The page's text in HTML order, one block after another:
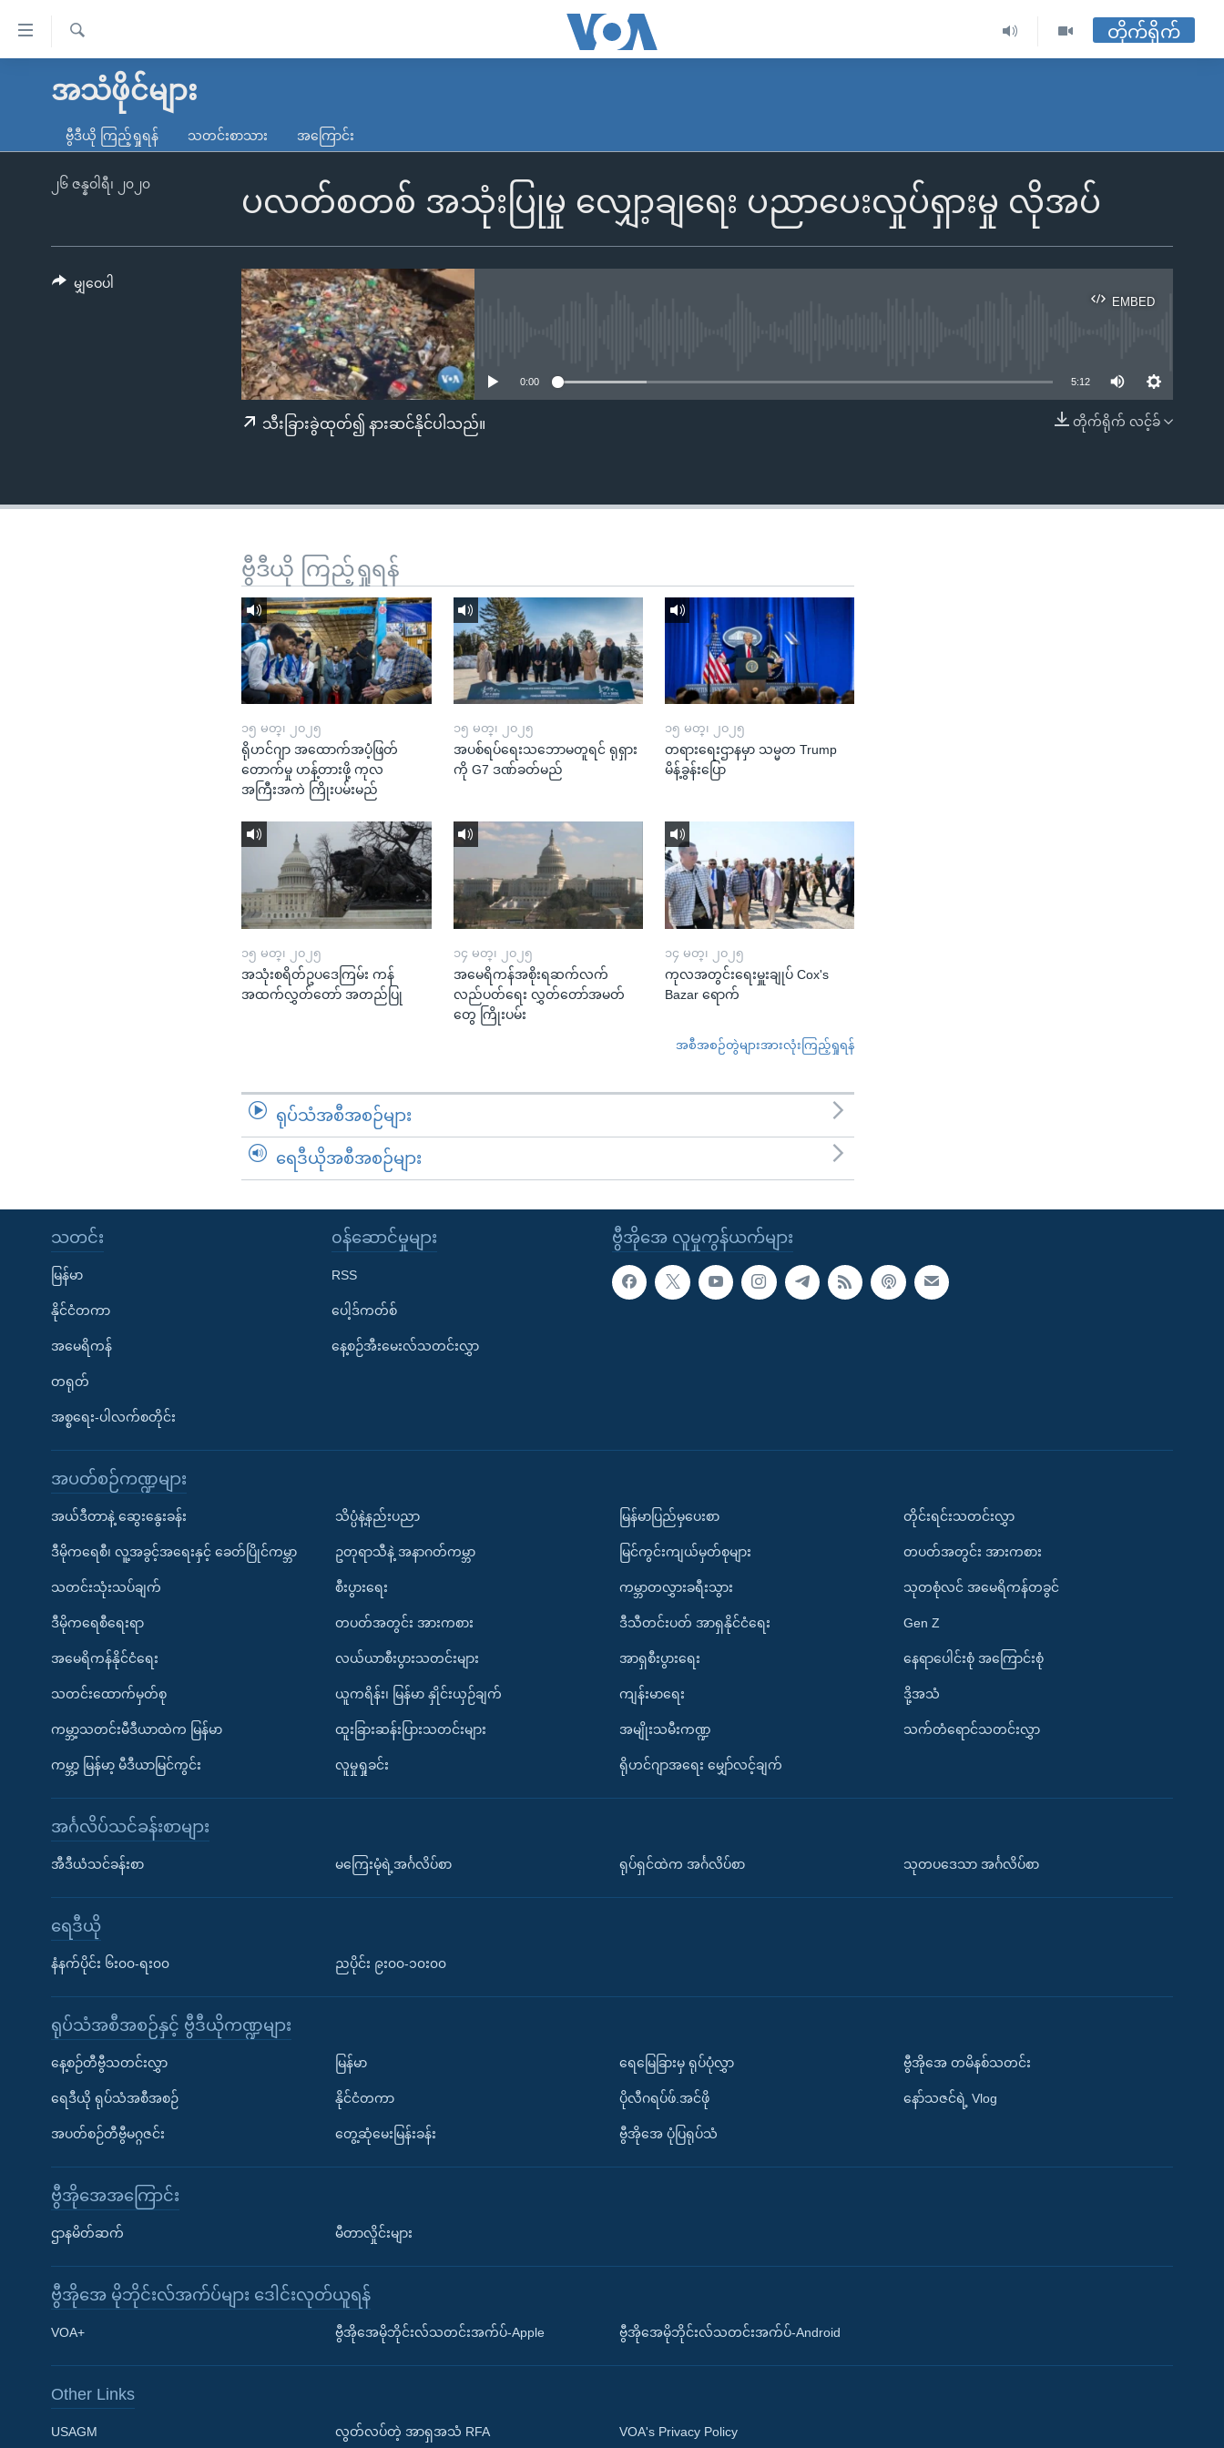
လွယ်ကူ
သည့်
ကျော်
မူလစာမျက်နှာ
ကမ္ဘာ့သတင်းများ
နိုင်ငံတကာ
တရုတ်
အစ္စရေး-ပါလက်စတိုင်း
ရပ်ဝန်းတခု လမ်းတခု အလွန်
အင်္ဂလိပ်စာလေ့လာမယ်
Learning English
ရ
တိုက်ရိုက်
အသံဖိုင်များ
ဗွီဒီယို ကြည့်ရှုရန် သတင်းစာသား အကြောင်း
ပလတ်စတစ် အသုံးပြုမှု လျှော့ချရေး ပညာပေးလှုပ်ရှားမှု လိုအပ်
၂၆ ဇန္နဝါရီ၊ ၂၀၂၀
EMBED
EMBED
0:00 5:12
တိုက်ရိုက် လင့်ခ်
သီးခြားခွဲထုတ်၍ နားဆင်နိုင်ပါသည်။
မျှဝေပါ
ဗွီဒီယို ကြည့်ရှုရန်
၁၅ မတ္၊ ၂၀၂၅
ရိုဟင်ဂျာ အထောက်အပံ့ဖြတ်
တောက်မှု ဟန့်တားဖို့ ကုလ
အကြီးအကဲ ကြိုးပမ်းမည်
၁၅ မတ္၊ ၂၀၂၅
အပစ်ရပ်ရေးသဘောမတူရင် ရုရှား
ကို G7 ဒဏ်ခတ်မည်
၁၅ မတ္၊ ၂၀၂၅
တရားရေးဌာနမှာ သမ္မတ Trump
မိန့်ခွန်းပြော
၁၅ မတ္၊ ၂၀၂၅
အသုံးစရိတ်ဥပဒေကြမ်း ကန်
အထက်လွှတ်တော် အတည်ပြု
၁၄ မတ္၊ ၂၀၂၅
အမေရိကန်အစိုးရဆက်လက်
လည်ပတ်ရေး လွှတ်တော်အမတ်
တွေ ကြိုးပမ်း
၁၄ မတ္၊ ၂၀၂၅
ကုလအတွင်းရေးမှူးချုပ် Cox's
Bazar ရောက်
အစီအစဉ်တွဲများအားလုံးကြည့်ရှုရန်
ရုပ်သံအစီအစဉ်များ
ရေဒီယိုအစီအစဉ်များ
ဗွီအိုအေ လူမှုကွန်ယက်များ
သတင်း
မြန်မာ
နိုင်ငံတကာ
အမေရိကန်
တရုတ်
အစ္စရေး-ပါလက်စတိုင်း
၀န်ဆောင်မှုများ
RSS
ပေါ့ဒ်ကတ်စ်
နေ့စဉ်အီးမေးလ်သတင်းလွှာ
အပတ်စဉ်ကဏ္ဍများ
အယ်ဒီတာနဲ့ ဆွေးနွေးခန်း
ဒီမိုကရေစီ၊ လူ့အခွင့်အရေးနှင့် ခေတ်ပြိုင်ကမ္ဘာ
သတင်းသုံးသပ်ချက်
ဒီမိုကရေစီရေးရာ
အမေရိကန်နိုင်ငံရေး
သတင်းထောက်မှတ်စု
ကမ္ဘာ့သတင်းမီဒီယာထဲက မြန်မာ
ကမ္ဘာ့ မြန်မာ့ မီဒီယာမြင်ကွင်း
သိပ္ပံနဲ့နည်းပညာ
ဥတုရာသီနဲ့ အနာဂတ်ကမ္ဘာ
စီးပွားရေး
တပတ်အတွင်း အားကစား
လယ်ယာစီးပွားသတင်းများ
ယူကရိန်း၊ မြန်မာ နှိုင်းယှဉ်ချက်
ထူးခြားဆန်းပြားသတင်းများ
လူမှုရှုခင်း
မြန်မာပြည်မှပေးစာ
မြင်ကွင်းကျယ်မှတ်စုများ
ကမ္ဘာတလွှားခရီးသွား
ဒီသီတင်းပတ် အာရှနိုင်ငံရေး
အာရှစီးပွားရေး
ကျန်းမာရေး
အမျိုးသမီးကဏ္ဍ
ရိုဟင်ဂျာအရေး မျှော်လင့်ချက်
တိုင်းရင်းသတင်းလွှာ
တပတ်အတွင်း အားကစား
သုတစုံလင် အမေရိကန်တခွင်
Gen Z
နေရာပေါင်းစုံ အကြောင်းစုံ
ဒို့အသံ
သက်တံရောင်သတင်းလွှာ
အင်္ဂလိပ်သင်ခန်းစာများ
အီဒီယံသင်ခန်းစာ မကြေးမုံရဲ့အင်္ဂလိပ်စာ ရုပ်ရှင်ထဲက အင်္ဂလိပ်စာ သုတပဒေသာ အင်္ဂလိပ်စာ
ရေဒီယို
နံနက်ပိုင်း ၆း၀၀-ရး၀၀ ညပိုင်း ၉း၀၀-၁၀း၀၀
ရုပ်သံအစီအစဉ်နှင့် ဗွီဒီယိုကဏ္ဍများ
နေ့စဉ်တီဗွီသတင်းလွှာ
ရေဒီယို ရုပ်သံအစီအစဉ်
အပတ်စဉ်တီဗွီမဂ္ဂဇင်း
မြန်မာ
နိုင်ငံတကာ
တွေ့ဆုံမေးမြန်းခန်း
ရေမြေခြားမှ ရုပ်ပုံလွှာ
ပိုလီဂရပ်ဖ်.အင်ဖို
ဗွီအိုအေ ပုံပြရုပ်သံ
ဗွီအိုအေ တမိနစ်သတင်း
နော်သဇင်ရဲ့ Vlog
ဗွီအိုအေအကြောင်း
ဌာနမိတ်ဆက် မီတာလှိုင်းများ
ဗွီအိုအေ မိုဘိုင်းလ်အက်ပ်များ ဒေါင်းလုတ်ယူရန်
VOA+ ဗွီအိုအေမိုဘိုင်းလ်သတင်းအက်ပ်-Apple ဗွီအိုအေမိုဘိုင်းလ်သတင်းအက်ပ်-Android
Other Links
USAGM လွတ်လပ်တဲ့ အာရှအသံ RFA VOA's Privacy Policy